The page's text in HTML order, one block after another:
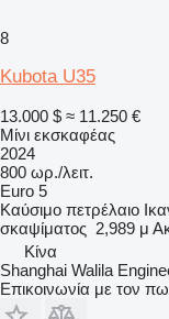
8
Kubota U35
13.000 $ ≈ 11.250 €
Μίνι εκσκαφέας
2024
800 ωρ./λειτ.
Euro 5
Καύσιμο πετρέλαιο
σκαψίματος 2,989 μ
Κίνα
Shanghai Walila
Επικοινωνία με τον